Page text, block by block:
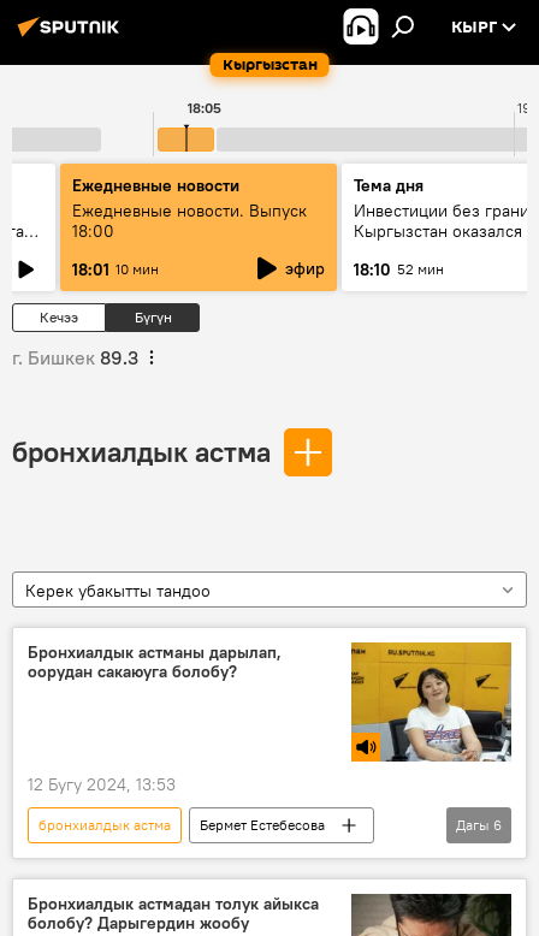
Кыргызстан
КЫРГ
18:05
Ежедневные новости
Ежедневные новости. Выпуск
18:00
18:01 10 мин эфир
Тема дня
Инвестиции без
Кыргызстан оказался
18:10 52 мин
Кечээ Бүгүн
г. Бишкек 89.3
бронхиалдык астма
Керек убакытты тандоо
Бронхиалдык астманы дарылап,
оорудан сакаюуга болобу?
12 Бугу 2024, 13:53
бронхиалдык астма
Бермет Естебесова
Радио
өпкө оору
себеп
алдын алуу
Кыргызстан
Дагы 6
Бронхиалдык астмадан толук айыкса
болобу? Дарыгердин жообу